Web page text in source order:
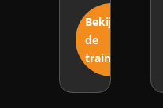
Bekijk
de
training